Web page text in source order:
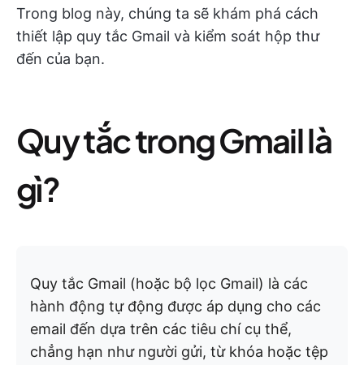
Trong blog này, chúng ta sẽ khám phá cách
thiết lập quy tắc Gmail và kiểm soát hộp thư
đến của bạn.
Quy tắc trong Gmail là
gì?
Quy tắc Gmail (hoặc bộ lọc Gmail) là các
hành động tự động được áp dụng cho các
email đến dựa trên các tiêu chí cụ thể,
chẳng hạn như người gửi, từ khóa hoặc tệp